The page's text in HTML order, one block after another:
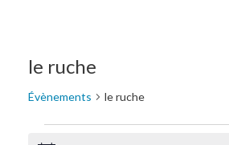
le ruche
Évènements le ruche